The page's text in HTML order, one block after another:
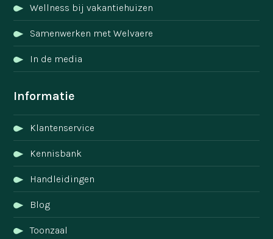
Wellness bij vakantiehuizen
Samenwerken met Welvaere
In de media
Informatie
Klantenservice
Kennisbank
Handleidingen
Blog
Toonzaal